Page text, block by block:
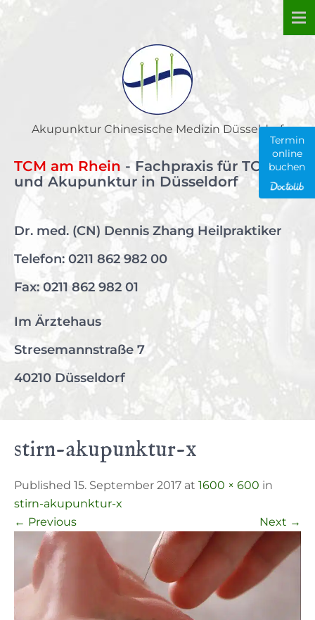
Akupunktur Chinesische Medizin Düsseldorf
TCM am Rhein - Fachpraxis für TCM
und Akupunktur in Düsseldorf
Dr. med. (CN) Dennis Zhang Heilpraktiker
Telefon: 0211 862 982 00
Fax: 0211 862 982 01
Im Ärztehaus
Stresemannstraße 7
40210 Düsseldorf
stirn-akupunktur-x
Published 15. September 2017 at 1600 × 600 in
stirn-akupunktur-x
← Previous Next →
Termin
online
buchen